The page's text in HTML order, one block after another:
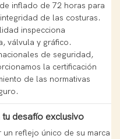
inflado de 72 horas para
de las costuras.
inspecciona
válvula y gráfico.
de seguridad,
la certificación
de las normativas
tu desafío exclusivo
reflejo único de su marca